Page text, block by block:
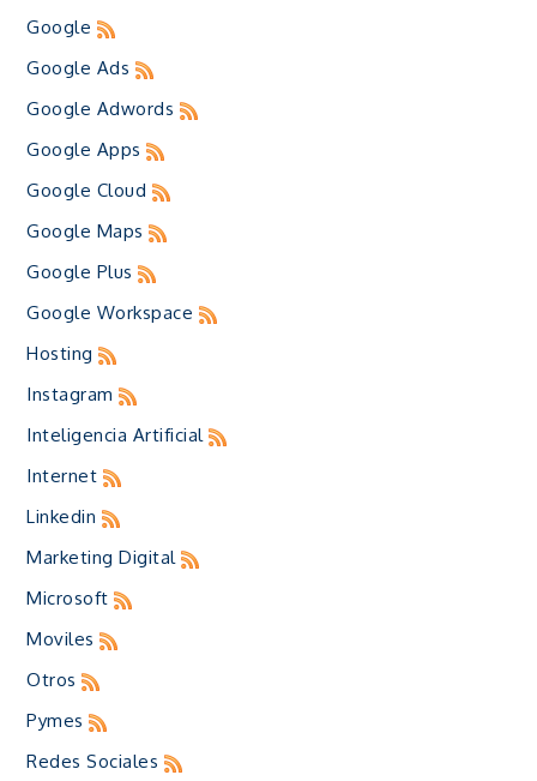
Google
Google Ads
Google Adwords
Google Apps
Google Cloud
Google Maps
Google Plus
Google Workspace
Hosting
Instagram
Inteligencia Artificial
Internet
Linkedin
Marketing Digital
Microsoft
Moviles
Otros
Pymes
Redes Sociales